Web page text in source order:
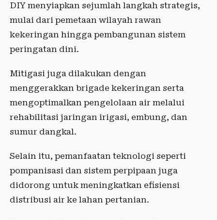
DIY menyiapkan sejumlah langkah strategis,
mulai dari pemetaan wilayah rawan
kekeringan hingga pembangunan sistem
peringatan dini.
Mitigasi juga dilakukan dengan
menggerakkan brigade kekeringan serta
mengoptimalkan pengelolaan air melalui
rehabilitasi jaringan irigasi, embung, dan
sumur dangkal.
Selain itu, pemanfaatan teknologi seperti
pompanisasi dan sistem perpipaan juga
didorong untuk meningkatkan efisiensi
distribusi air ke lahan pertanian.